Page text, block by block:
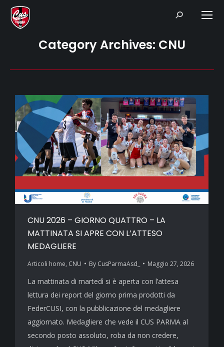
Search:
Category Archives: CNU
CNU 2026 – GIORNO QUATTRO – LA
MATTINATA SI APRE CON L’ATTESO
MEDAGLIERE
Articoli home, CNU By CusParmaAsd_ Maggio 27, 2026
La mattinata di martedì si è aperta con l’attesa
lettura dei report del giorno prima prodotti da
FederCUSI, con la pubblicazione del medagliere
aggiornato. Medagliere che vede il CUS PARMA al
secondo posto assoluto, roba da non credere,